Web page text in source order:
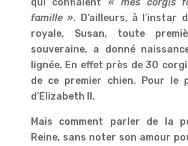
qui confiaient« mes corgis
famille ». D’ailleurs, à l’instar
royale, Susan, toute
souveraine, a donné
lignée. En effet près de 30
de ce premier chien. Pour le
d’Elizabeth II.
Mais comment parler de la
Reine, sans noter son amour